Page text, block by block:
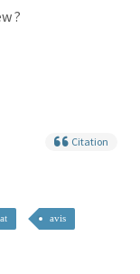
?
Citation
avis